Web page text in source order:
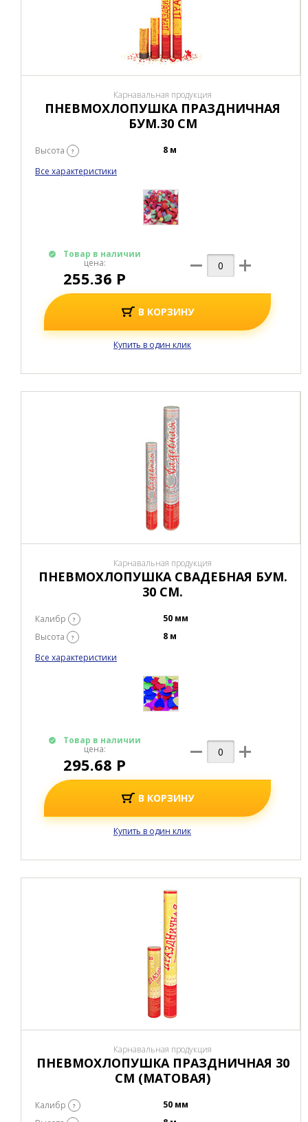
Карнавальная продукция
ПНЕВМОХЛОПУШКА ПРАЗДНИЧНАЯ
БУМ.30 СМ
Высота ?
8 м
Все характеристики
Товар в наличии
цена:
255.36 Р
В КОРЗИНУ
Купить в один клик
Карнавальная продукция
ПНЕВМОХЛОПУШКА СВАДЕБНАЯ БУМ.
30 СМ.
Калибр ?
50 мм
Высота
?
8 м
Все характеристики
Товар в наличии
цена:
295.68 Р
В КОРЗИНУ
Купить в один клик
Карнавальная продукция
ПНЕВМОХЛОПУШКА ПРАЗДНИЧНАЯ 30
СМ (МАТОВАЯ)
Калибр ?
50 мм